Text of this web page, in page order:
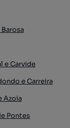
e Carvide
e Carreira
Azoia
Pontes